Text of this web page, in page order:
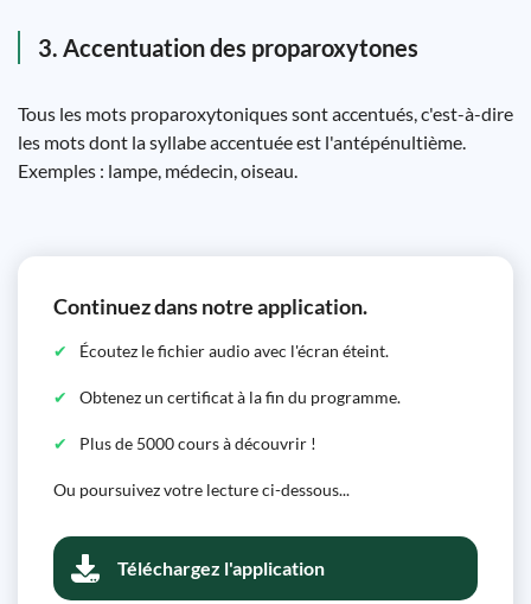
3. Accentuation des proparoxytones
Tous les mots proparoxytoniques sont accentués, c'est-à-dire
les mots dont la syllabe accentuée est l'antépénultième.
Exemples : lampe, médecin, oiseau.
Continuez dans notre application.
Écoutez le fichier audio avec l'écran éteint.
Obtenez un certificat à la fin du programme.
Plus de 5000 cours à découvrir !
Ou poursuivez votre lecture ci-dessous...
Téléchargez l'application